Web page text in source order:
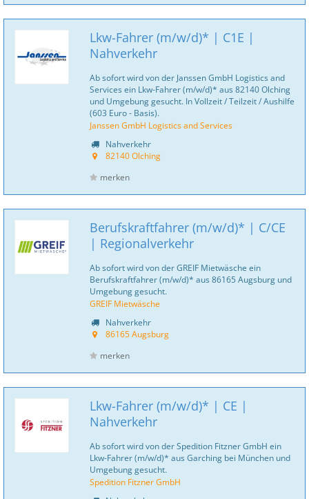
Lkw-Fahrer (m/w/d)* | C1E |
Nahverkehr
Ab sofort wird von der Janssen GmbH Logistics and
Services ein Lkw-Fahrer (m/w/d)* aus 82140 Olching
und Umgebung gesucht. In Vollzeit / Teilzeit / Aushilfe
(603 Euro - Basis).
Janssen GmbH Logistics and Services
Nahverkehr
82140 Olching
merken
Berufskraftfahrer (m/w/d)* | C/CE
| Regionalverkehr
Ab sofort wird von der GREIF Mietwäsche ein
Berufskraftfahrer (m/w/d)* aus 86165 Augsburg und
Umgebung gesucht.
GREIF Mietwäsche
Nahverkehr
86165 Augsburg
merken
Lkw-Fahrer (m/w/d)* | CE |
Nahverkehr
Ab sofort wird von der Spedition Fitzner GmbH ein
Lkw-Fahrer (m/w/d)* aus Garching bei München und
Umgebung gesucht.
Spedition Fitzner GmbH